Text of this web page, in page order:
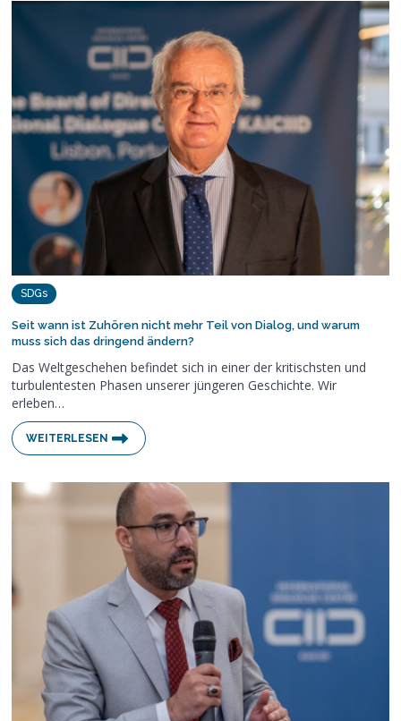
SDGs
Seit wann ist Zuhören nicht mehr Teil von Dialog, und warum
muss sich das dringend ändern?
Das Weltgeschehen befindet sich in einer der kritischsten und
turbulentesten Phasen unserer jüngeren Geschichte. Wir
erleben…
WEITERLESEN